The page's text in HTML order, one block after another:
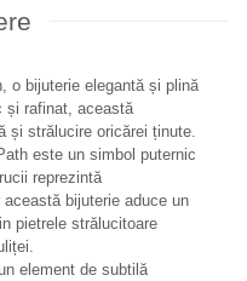
o bijuterie elegantă și plină
și rafinat, această
și strălucire oricărei ținute.
este un simbol puternic
reprezintă
bijuterie aduce un
pietrele strălucitoare
element de subtilă